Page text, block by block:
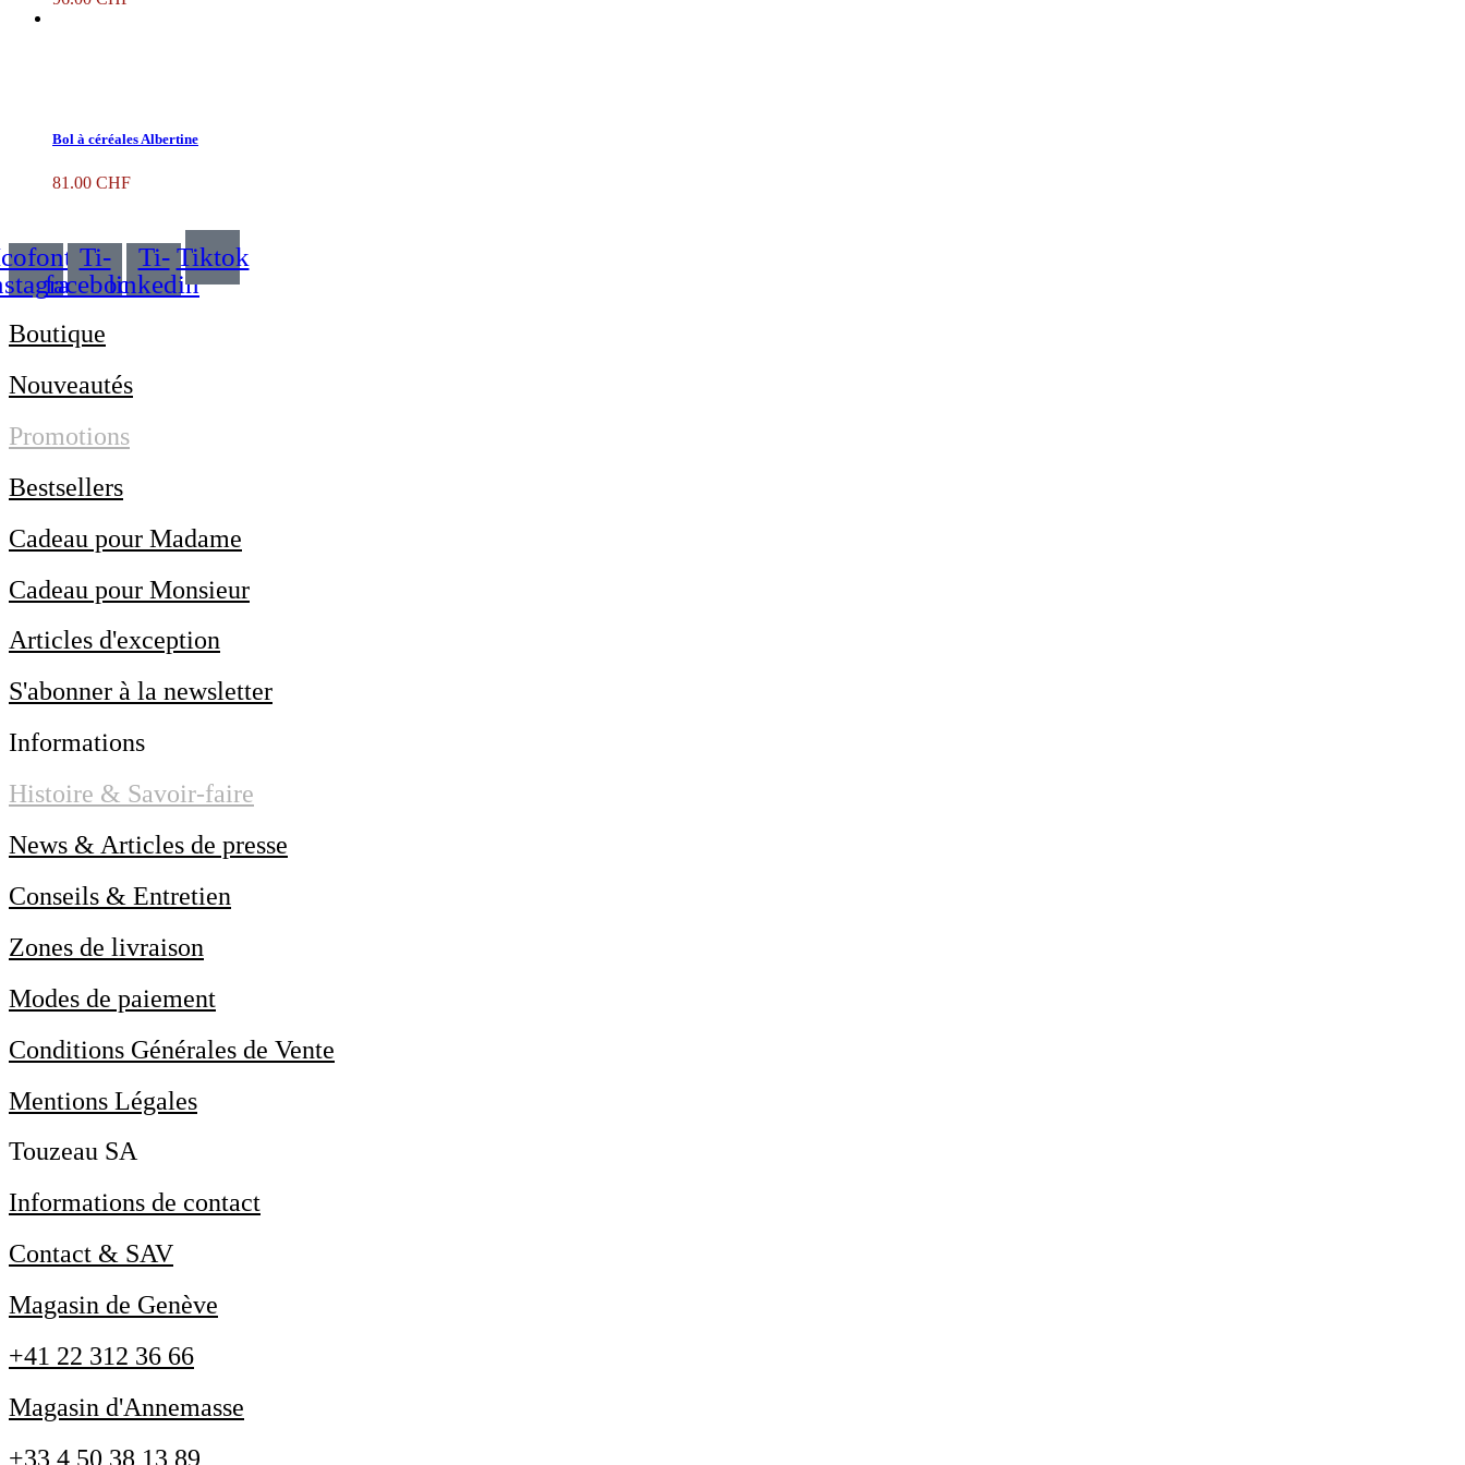
Bol à céréales Albertine
81.00 CHF
Ti-
facebook
Ti-
linkedin
Tiktok
Boutique
Nouveautés
Promotions
Bestsellers
Cadeau pour Madame
Cadeau pour Monsieur
Articles d'exception
S'abonner à la newsletter
Informations
Histoire & Savoir-faire
News & Articles de presse
Conseils & Entretien
Zones de livraison
Modes de paiement
Conditions Générales de Vente
Mentions Légales
Touzeau SA
Informations de contact
Contact & SAV
Magasin de Genève
+41 22 312 36 66
Magasin d'Annemasse
+33 4 50 38 13 89